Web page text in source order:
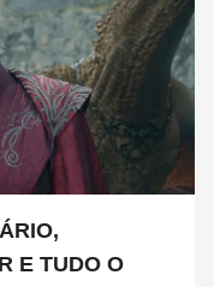
E TUDO O